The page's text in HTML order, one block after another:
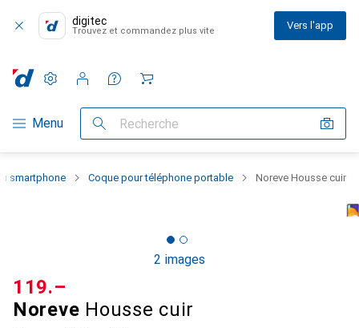
digitec
Trouvez et commandez plus vite Vers l'app
Navigation par catégorie
Menu Recherche
Paramètres
Compte client
Listes de comparaison
Listes d'envies
Panier
smartphone Coque pour téléphone portable Noreve Housse cuir
2 images
Noreve Housse cuir
CHF
119.–